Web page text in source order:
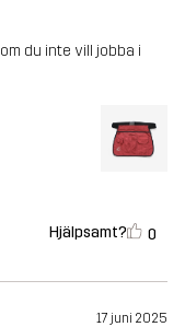
du inte vill jobba i
Hjälpsamt? 0
17 juni 2025